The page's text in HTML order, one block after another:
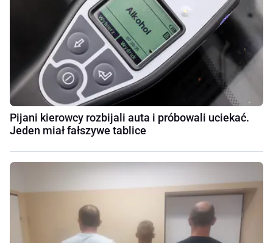
Pijani kierowcy rozbijali auta i próbowali uciekać.
Jeden miał fałszywe tablice